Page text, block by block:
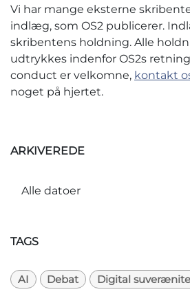
Vi har mange eksterne
indlæg, som OS2 publicerer.
skribentens holdning. Alle
udtrykkes indenfor OS2s
conduct er velkomne, kontakt
noget på hjertet.
ARKIVEREDE
TAGS
AI Debat Digital